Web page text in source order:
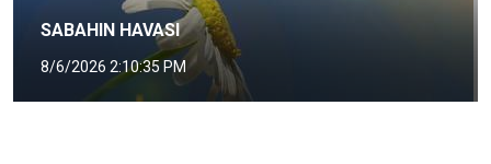
SABAHIN HAVASI
8/6/2026 2:10:35 PM